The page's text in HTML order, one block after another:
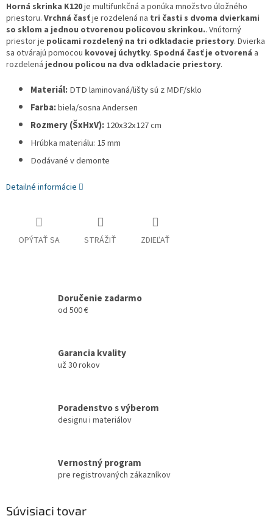
Horná skrinka K120je multifunkčná a ponúka množstvo úložného
priestoru. Vrchná časťje rozdelená na tri časti s dvoma dvierkami
so sklom a jednou otvorenou policovou skrinkou.. Vnútorný
priestor je policami rozdelený na tri odkladacie priestory. Dvierka
sa otvárajú pomocou kovovej úchytky. Spodná časť je otvorená a
rozdelenájednou policou na dva odkladacie priestory.
Materiál:DTD laminovaná/lišty sú z MDF/sklo
Farba:biela/sosna Andersen
Rozmery (ŠxHxV):120x32x127 cm
Hrúbka materiálu: 15 mm
Dodávané v demonte
Detailné informácie
OPÝTAŤ SA STRÁŽIŤ ZDIEĽAŤ
Doručenie zadarmo
od 500 €
Garancia kvality
už 30 rokov
Poradenstvo s výberom
designu i materiálov
Vernostný program
pre registrovaných zákazníkov
Súvisiaci tovar